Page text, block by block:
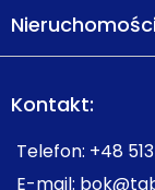
Nieruchomości
Kontakt:
Telefon: +48
E-mail: